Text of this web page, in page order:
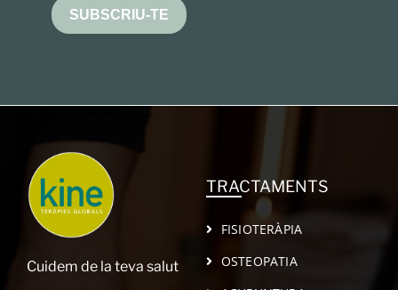
SUBSCRIU-TE
Cuidem de la teva salut
TRACTAMENTS
FISIOTERÀPIA
OSTEOPATIA